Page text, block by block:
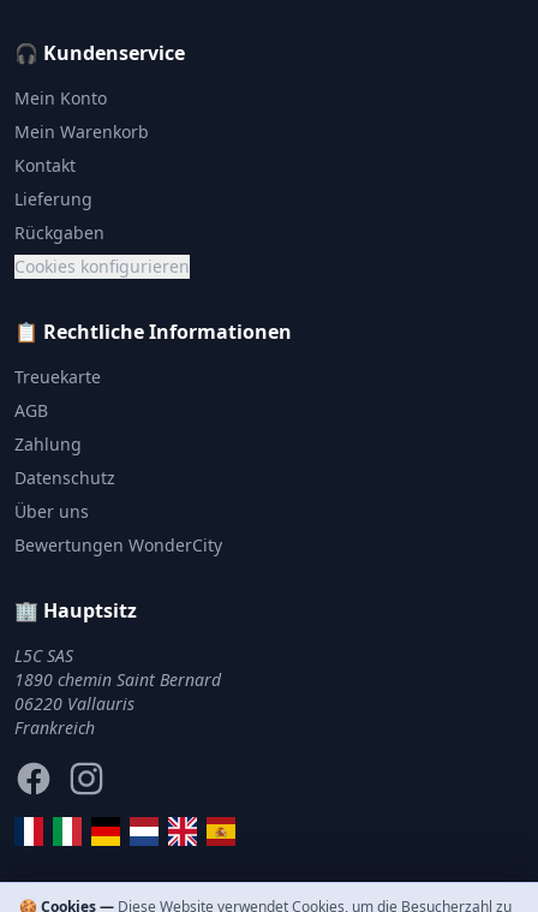
🎧 Kundenservice
Mein Konto
Mein Warenkorb
Kontakt
Lieferung
Rückgaben
Cookies konfigurieren
📋 Rechtliche Informationen
Treuekarte
AGB
Zahlung
Datenschutz
Über uns
Bewertungen WonderCity
🏢 Hauptsitz
L5C SAS
1890 chemin Saint Bernard
06220 Vallauris
Frankreich
FacebookInstagram
🍪 Cookies — Diese Website verwendet Cookies, um die Besucherzahl zu